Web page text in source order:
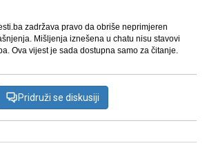
zadržava pravo da obriše neprimjeren
Mišljenja iznešena u chatu nisu stavovi
Ova vijest je sada dostupna samo za čitanje.
Pridruži se diskusiji